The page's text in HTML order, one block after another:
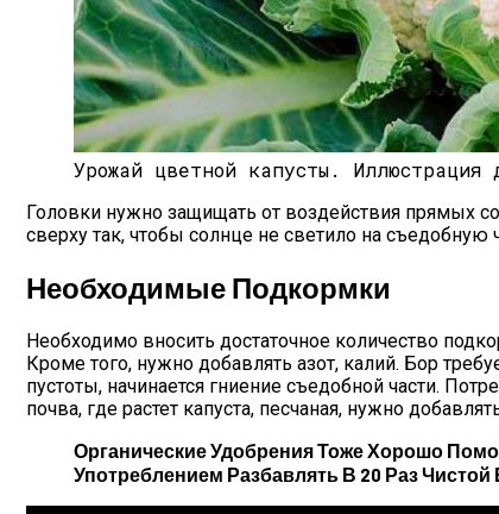
Урожай цветной капусты. Иллюстрация
Головки нужно защищать от воздействия прямых
сверху так, чтобы солнце не светило на съедобную
Необходимые Подкормки
Необходимо вносить достаточное количество
Кроме того, нужно добавлять азот, калий. Бор
пустоты, начинается гниение съедобной части.
почва, где растет капуста, песчаная, нужно
Органические Удобрения Тоже Хорошо
Употреблением Разбавлять В 20 Раз